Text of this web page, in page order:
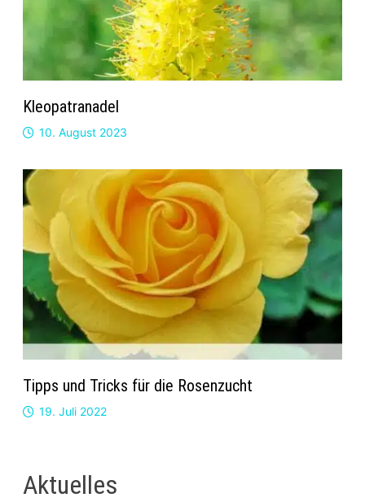
Kleopatranadel
10. August 2023
Tipps und Tricks für die Rosenzucht
19. Juli 2022
Aktuelles